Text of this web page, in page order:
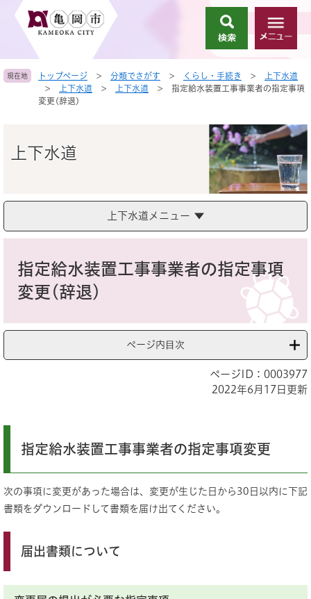
頭
飛
索
メ
ニ
ー
現在地 トップページ > 分類でさがす > くらし・手続き >
上下水道
>
上下水道 > 上下水道 >
指定給水装置工事事業者の指定事項
変更(辞退)
上下水道
上下水道メニュー
指定給水装置工事事業者の指定事項
変更(辞退)
ページ内目次
ページID：0003977
2022年6月17日更新
指定給水装置工事事業者の指定事項変更
次の事項に変更があった場合は、変更が生じた日から30日以内に下記
書類をダウンロードして書類を届け出てください。
届出書類について